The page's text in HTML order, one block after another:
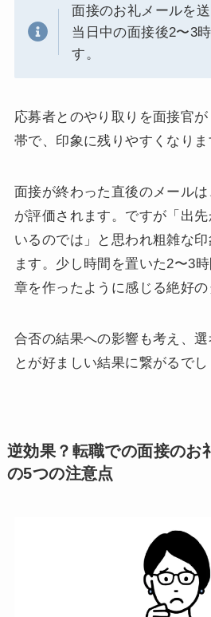
面接のお礼メールを
当日中の面接後2〜3
す。
応募者とのやり取りを面接官
帯で、印象に残りやすくなりま
面接が終わった直後のメール
が評価されます。ですが「出
いるのでは」と思われ粗雑な
ます。少し時間を置いた2〜3
章を作ったように感じる絶好の
合否の結果への影響も考え、
とが好ましい結果に繋がるでし
逆効果？転職での面接のお
の5つの注意点